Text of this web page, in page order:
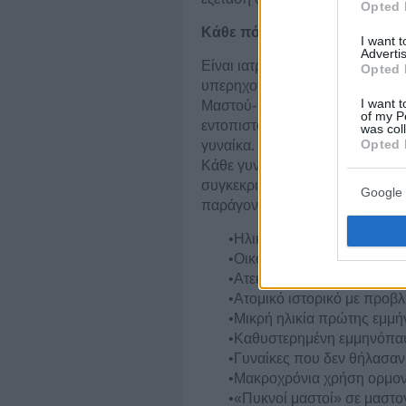
Opted
I want
Opted
I want
of my
was
Opted
Google
Κάθε πότε πρέπει να
Είναι ιατρικά ενδεδειγμένο,
υπερηχογράφημα μαστών ή την
Μαστού- Halo να
εντοπιστούν νωρίς οι αλλαγές
γυναίκα.
Κάθε γυναίκα από την ηλικία
συγκεκριμένη εξέταση, ειδικά
παράγοντες κινδύνου όπως:
•Ηλικία ( ο κίνδυνος
•Οικογενειακό ιστορικό
•Ατεκνία ή πρώτη
•Ατομικό ιστορικό με
•Μικρή ηλικία πρώτης
•Καθυστερημένη
•Γυναίκες που δεν
•Μακροχρόνια χρήση
•«Πυκνοί μαστοί» σε